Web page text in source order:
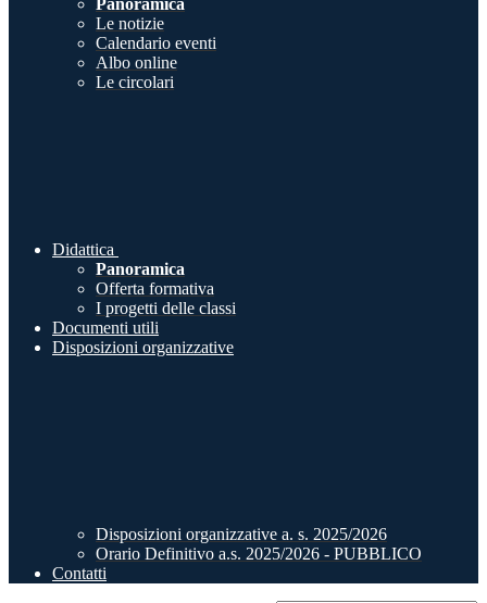
Panoramica
Le notizie
Calendario eventi
Albo online
Le circolari
Didattica
Panoramica
Offerta formativa
I progetti delle classi
Documenti utili
Disposizioni organizzative
Disposizioni organizzative a. s. 2025/2026
Orario Definitivo a.s. 2025/2026 - PUBBLICO
Contatti